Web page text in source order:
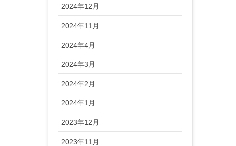
2024年12月
2024年11月
2024年4月
2024年3月
2024年2月
2024年1月
2023年12月
2023年11月